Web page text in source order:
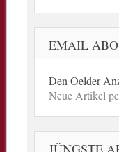
EMAIL ABO
Den Oelder
Neue Artikel
JÜNGSTE